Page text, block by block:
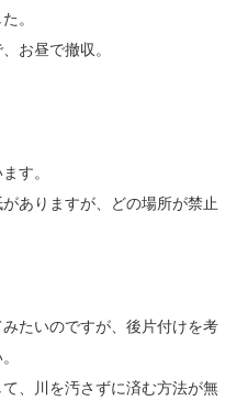
。
お昼で撤収。
す。
ありますが、どの場所が禁止
たいのですが、後片付けを考
、川を汚さずに済む方法が無